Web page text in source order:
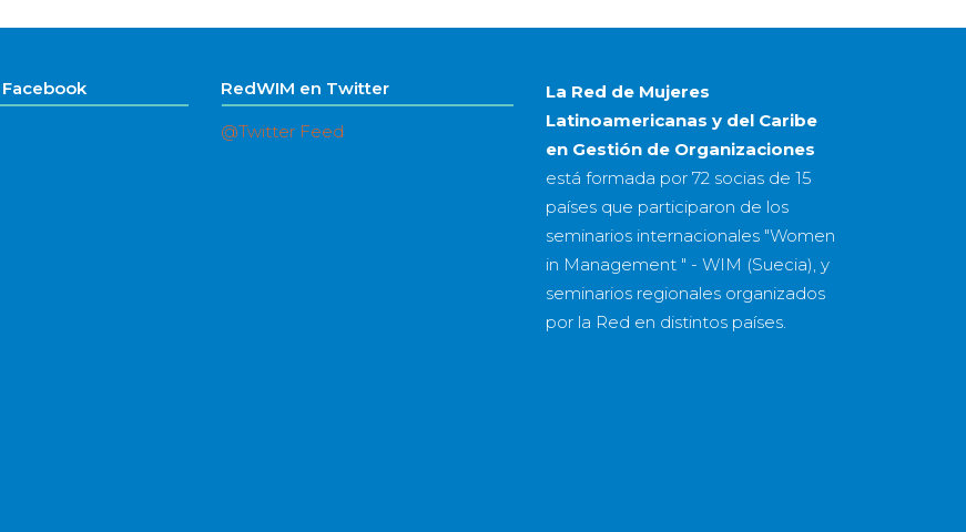
año
RedWIM en Twitter
@Twitter Feed
La Red de Mujeres
Latinoamericanas y del Caribe
en Gestión de Organizaciones
está formada por 72 sociasde 15
paísesque participaron de los
seminarios internacionales "Women
in Management " - WIM (Suecia), y
seminarios regionales organizados
por la Red en distintos países.